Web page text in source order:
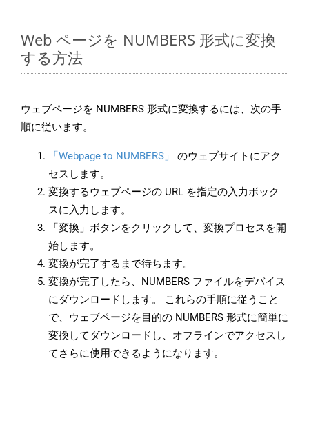
Web ページを NUMBERS 形式に変換
する方法
ウェブページを NUMBERS 形式に変換するには、次の手
順に従います。
「Webpage to NUMBERS」
のウェブサイトにアク
セスします。
変換するウェブページの URL を指定の入力ボック
スに入力します。
「変換」ボタンをクリックして、変換プロセスを開
始します。
変換が完了するまで待ちます。
変換が完了したら、NUMBERS ファイルをデバイス
にダウンロードします。 これらの手順に従うこと
で、ウェブページを目的の NUMBERS 形式に簡単に
変換してダウンロードし、オフラインでアクセスし
てさらに使用できるようになります。